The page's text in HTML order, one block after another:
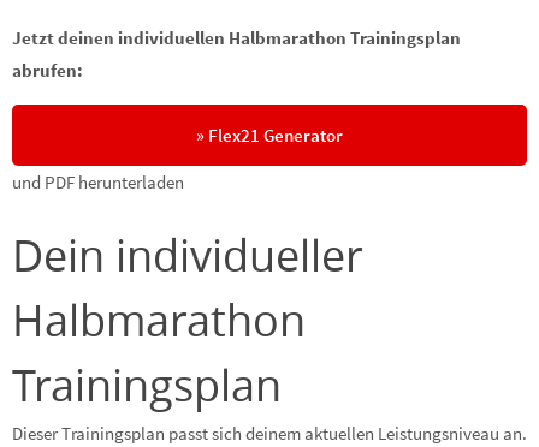
Jetzt deinen individuellen Halbmarathon Trainingsplan
abrufen:
» Flex21 Generator
und PDF herunterladen
Dein individueller
Halbmarathon
Trainingsplan
Dieser Trainingsplan passt sich deinem aktuellen Leistungsniveau an.